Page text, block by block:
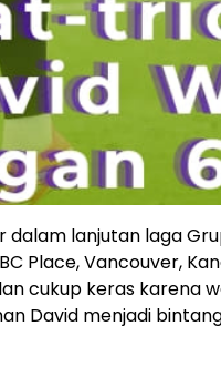
lanjutan laga
Place, Vancouver,
cukup keras karena
David menjadi